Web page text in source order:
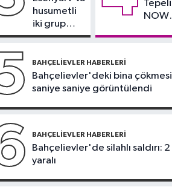
nüfusunun 100 katını
husumetli
iki grup
arasında
kavga
Tepeli
NOW
BAHÇELIEVLER HABERLERI
Bahçelievler'deki bina çökmesi
saniye saniye görüntülendi
BAHÇELIEVLER HABERLERI
Bahçelievler'de silahlı saldırı: 2
yaralı